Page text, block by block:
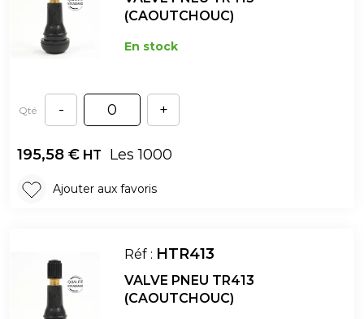
(CAOUTCHOUC)
En stock
Qté - +
195,58 € HT Les 1000
Ajouter aux favoris
Réf : HTR413
VALVE PNEU TR413
(CAOUTCHOUC)